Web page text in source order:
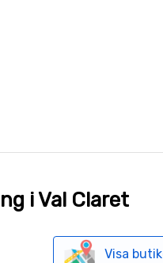
i Val Claret
Visa